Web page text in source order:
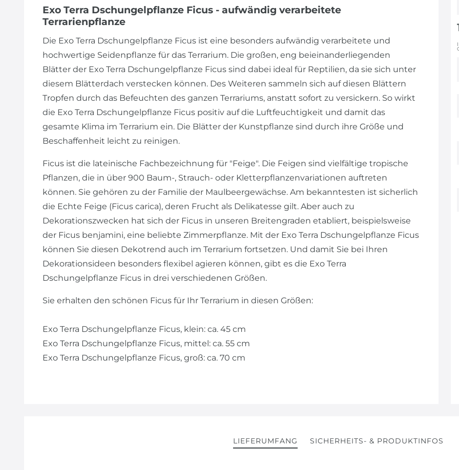
Exo Terra Dschungelpflanze Ficus - aufwändig verarbeitete
Terrarienpflanze
Die Exo Terra Dschungelpflanze Ficus ist eine besonders aufwändig verarbeitete und
hochwertige Seidenpflanze für das Terrarium. Die großen, eng beieinanderliegenden
Blätter der Exo Terra Dschungelpflanze Ficus sind dabei ideal für Reptilien, da sie sich unter
diesem Blätterdach verstecken können. Des Weiteren sammeln sich auf diesen Blättern
Tropfen durch das Befeuchten des ganzen Terrariums, anstatt sofort zu versickern. So wirkt
die Exo Terra Dschungelpflanze Ficus positiv auf die Luftfeuchtigkeit und damit das
gesamte Klima im Terrarium ein. Die Blätter der Kunstpflanze sind durch ihre Größe und
Beschaffenheit leicht zu reinigen.
Ficus ist die lateinische Fachbezeichnung für "Feige". Die Feigen sind vielfältige tropische
Pflanzen, die in über 900 Baum-, Strauch- oder Kletterpflanzenvariationen auftreten
können. Sie gehören zu der Familie der Maulbeergewächse. Am bekanntesten ist sicherlich
die Echte Feige (Ficus carica), deren Frucht als Delikatesse gilt. Aber auch zu
Dekorationszwecken hat sich der Ficus in unseren Breitengraden etabliert, beispielsweise
der Ficus benjamini, eine beliebte Zimmerpflanze. Mit der Exo Terra Dschungelpflanze Ficus
können Sie diesen Dekotrend auch im Terrarium fortsetzen. Und damit Sie bei Ihren
Dekorationsideen besonders flexibel agieren können, gibt es die Exo Terra
Dschungelpflanze Ficus in drei verschiedenen Größen.
Sie erhalten den schönen Ficus für Ihr Terrarium in diesen Größen:
Exo Terra Dschungelpflanze Ficus, klein: ca. 45 cm
Exo Terra Dschungelpflanze Ficus, mittel: ca. 55 cm
Exo Terra Dschungelpflanze Ficus, groß: ca. 70 cm
LIEFERUMFANG SICHERHEITS- & PRODUKTINFOS